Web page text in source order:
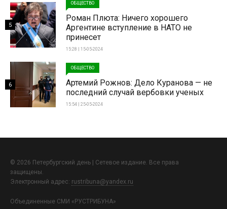
ОБЩЕСТВО
Роман Плюта: Ничего хорошего
Аргентине вступление в НАТО не
принесет
15:28 | 15-05-2024
5
ОБЩЕСТВО
Артемий Рожнов: Дело Куранова — не
последний случай вербовки ученых
15:54 | 25-05-2024
6
© 2026 Петербургский день | Сетевое издание. Все права
защищены.
Электронный адрес: rustribuna@yandex.ru
Объединенные СМИ «РУСТРИБУНА»